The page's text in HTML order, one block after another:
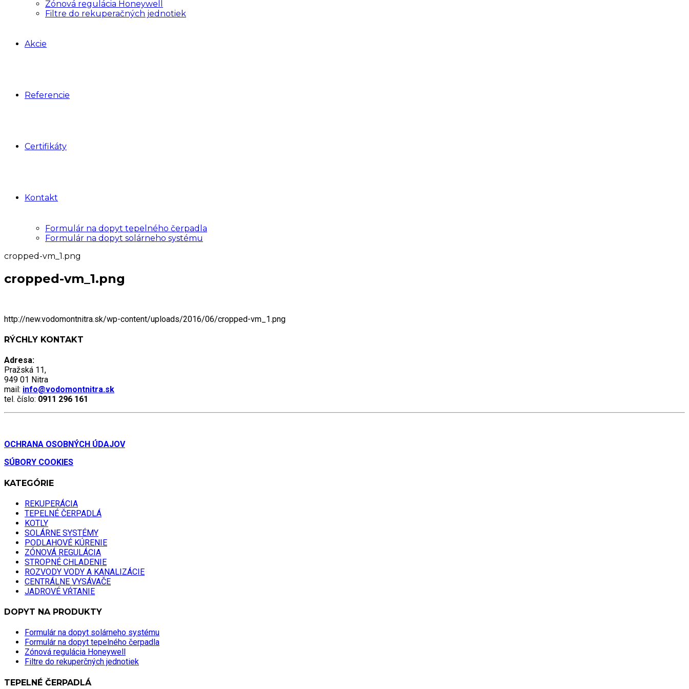
Zónová regulácia Honeywell
Filtre do rekuperačných jednotiek
Akcie
Referencie
Certifikáty
Kontakt
Formulár na dopyt tepelného čerpadla
Formulár na dopyt solárneho systému
cropped-vm_1.png
cropped-vm_1.png
http://new.vodomontnitra.sk/wp-content/uploads/2016/06/cropped-vm_1.png
RÝCHLY KONTAKT
Adresa:
Pražská 11,
949 01 Nitra
mail: info@vodomontnitra.sk
tel. číslo: 0911 296 161
OCHRANA OSOBNÝCH ÚDAJOV
SÚBORY COOKIES
KATEGÓRIE
REKUPERÁCIA
TEPELNÉ ČERPADLÁ
KOTLY
SOLÁRNE SYSTÉMY
PODLAHOVÉ KÚRENIE
ZÓNOVÁ REGULÁCIA
STROPNÉ CHLADENIE
ROZVODY VODY A KANALIZÁCIE
CENTRÁLNE VYSÁVAČE
JADROVÉ VŔTANIE
DOPYT NA PRODUKTY
Formulár na dopyt solárneho systému
Formulár na dopyt tepelného čerpadla
Zónová regulácia Honeywell
Filtre do rekuperčných jednotiek
TEPELNÉ ČERPADLÁ